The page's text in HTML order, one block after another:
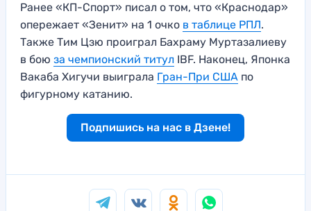
Ранее «КП-Спорт» писал о том, что «Краснодар»
опережает «Зенит» на 1 очко в таблице РПЛ.
Также Тим Цзю проиграл Бахраму Муртазалиеву
в бою за чемпионский титул IBF. Наконец, Японка
Вакаба Хигучи выиграла Гран-При США по
фигурному катанию.
Подпишись на нас в Дзене!